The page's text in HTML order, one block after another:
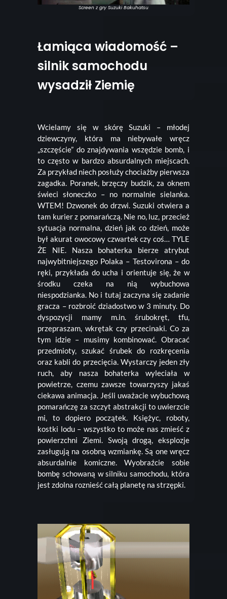
Screen z gry Suzuki Bakuhatsu
Łamiąca wiadomość –
silnik samochodu
wysadził Ziemię
Wcielamy się w skórę Suzuki – młodej
dziewczyny, która ma niebywałe wręcz
„szczęście” do znajdywania wszędzie bomb, i
to często w bardzo absurdalnych miejscach.
Za przykład niech posłuży chociażby pierwsza
zagadka. Poranek, brzęczy budzik, za oknem
świeci słoneczko – no normalnie sielanka.
WTEM! Dzwonek do drzwi. Suzuki otwiera a
tam kurier z pomarańczą. Nie no, luz, przecież
sytuacja normalna, dzień jak co dzień, może
był akurat owocowy czwartek czy coś… TYLE
ŻE NIE. Nasza bohaterka bierze atrybut
najwybitniejszego Polaka – Testovirona – do
ręki, przykłada do ucha i orientuje się, że w
środku czeka na nią wybuchowa
niespodzianka. No i tutaj zaczyna się zadanie
gracza – rozbroić dziadostwo w 3 minuty. Do
dyspozycji mamy m.in. śrubokręt, tfu,
przepraszam, wkrętak czy przecinaki. Co za
tym idzie – musimy kombinować. Obracać
przedmioty, szukać śrubek do rozkręcenia
oraz kabli do przecięcia. Wystarczy jeden zły
ruch, aby nasza bohaterka wyleciała w
powietrze, czemu zawsze towarzyszy jakaś
ciekawa animacja. Jeśli uważacie wybuchową
pomarańczę za szczyt abstrakcji to uwierzcie
mi, to dopiero początek. Księżyc, roboty,
kostki lodu – wszystko to może nas zmieść z
powierzchni Ziemi. Swoją drogą, eksplozje
zasługują na osobną wzmiankę. Są one wręcz
absurdalnie komiczne. Wyobraźcie sobie
bombę schowaną w silniku samochodu, która
jest zdolna roznieść całą planetę na strzępki.